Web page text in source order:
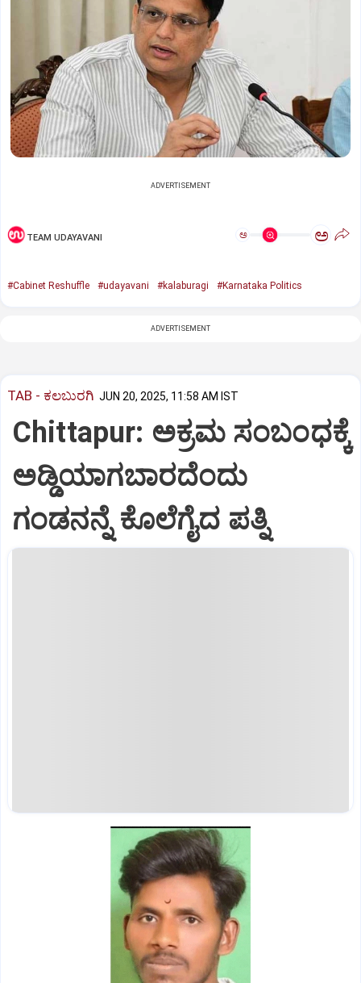
ADVERTISEMENT
TEAM UDAYAVANI ಅ ಅ
#Cabinet Reshuffle #udayavani #kalaburagi #Karnataka Politics
ADVERTISEMENT
TAB - ಕಲಬುರಗಿ JUN 20, 2025, 11:58 AM IST
Chittapur: ಅಕ್ರಮ ಸಂಬಂಧಕ್ಕೆ
ಅಡ್ಡಿಯಾಗಬಾರದೆಂದು
ಗಂಡನನ್ನೆ ಕೊಲೆಗೈದ ಪತ್ನಿ